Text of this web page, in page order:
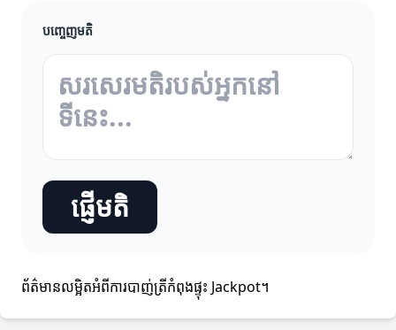
បញ្ចេញមតិ
ផ្ញើមតិ
ព័ត៌មានលម្អិតអំពីការបាញ់ត្រីកំពុងផ្ទុះ Jackpot។